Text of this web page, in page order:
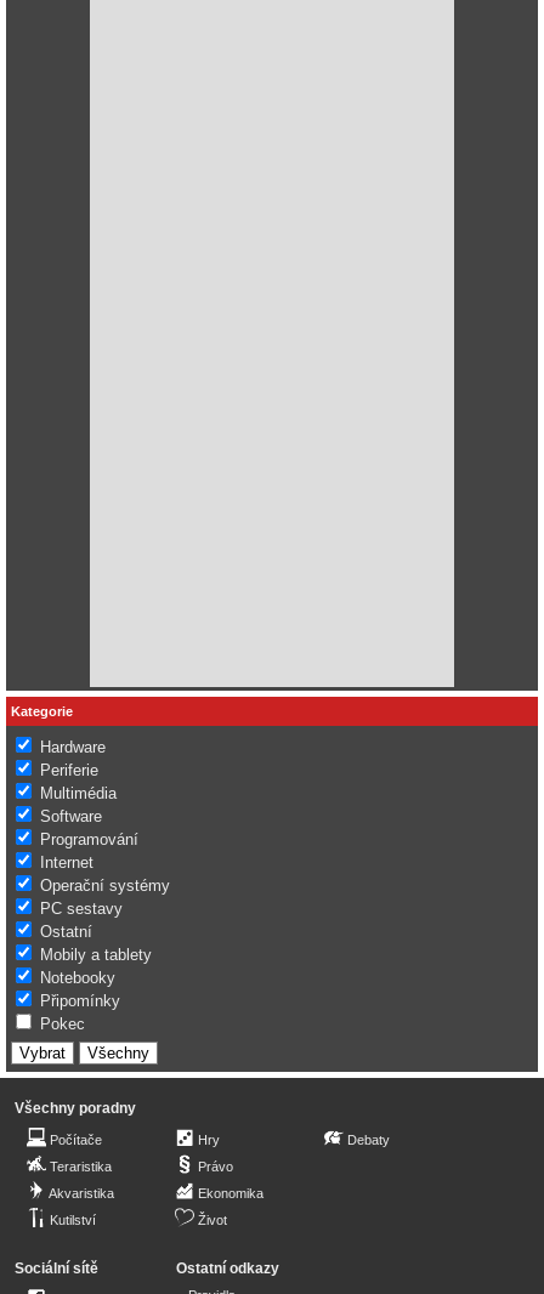
Kategorie
Hardware
Periferie
Multimédia
Software
Programování
Internet
Operační systémy
PC sestavy
Ostatní
Mobily a tablety
Notebooky
Připomínky
Pokec
Všechny poradny
Počítače
Teraristika
Akvaristika
Kutilství
Hry
Právo
Ekonomika
Život
Debaty
Sociální sítě Ostatní odkazy